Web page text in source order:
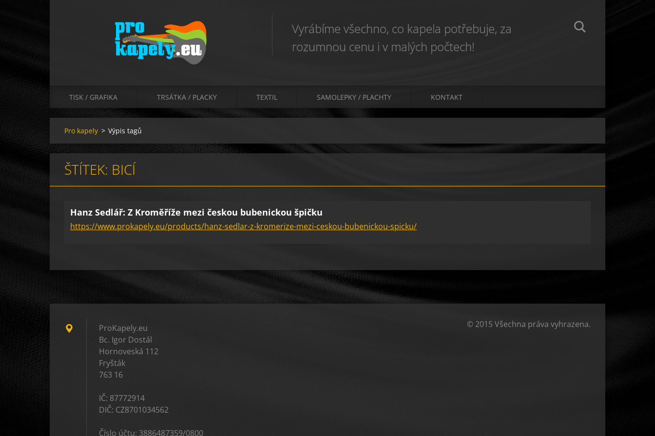
Vyrábíme všechno, co kapela potřebuje, za
rozumnou cenu i v malých počtech!
TISK / GRAFIKA TRSÁTKA / PLACKY TEXTIL SAMOLEPKY / PLACHTY KONTAKT
Pro kapely > Výpis tagů
ŠTÍTEK: BICÍ
Hanz Sedlář: Z Kroměříže mezi českou bubenickou špičku
https://www.prokapely.eu/products/hanz-sedlar-z-kromerize-mezi-ceskou-bubenickou-spicku/
ProKapely.eu
Bc. Igor Dostál
Hornoveská 112
Fryšták
763 16
IČ: 87772914
DIČ: CZ8701034562
Číslo účtu: 3886487359/0800
© 2015 Všechna práva vyhrazena.